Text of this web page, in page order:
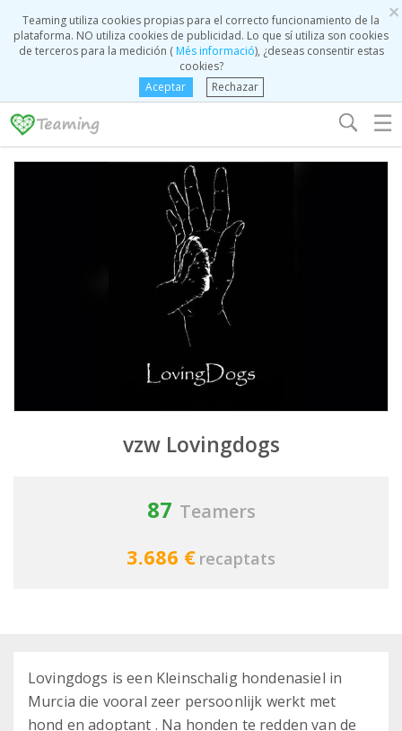
×
Teaming utiliza cookies propias para el correcto funcionamiento de la
plataforma. NO utiliza cookies de publicidad. Lo que sí utiliza son cookies
de terceros para la medición (Més informació), ¿deseas consentir estas
cookies?
Aceptar
Rechazar
☰
vzw Lovingdogs
87 Teamers
3.686 € recaptats
Lovingdogs is een Kleinschalig hondenasiel in
Murcia die vooral zeer persoonlijk werkt met
hond en adoptant . Na honden te redden van de